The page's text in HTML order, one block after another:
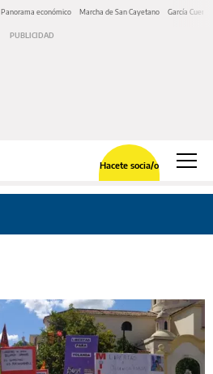
Panorama económico Marcha de San Cayetano García Cuerva
Hacete socia/o